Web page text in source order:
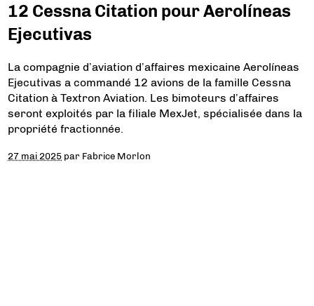
12 Cessna Citation pour Aerolíneas
Ejecutivas
La compagnie d’aviation d’affaires mexicaine Aerolíneas
Ejecutivas a commandé 12 avions de la famille Cessna
Citation à Textron Aviation. Les bimoteurs d’affaires
seront exploités par la filiale MexJet, spécialisée dans la
propriété fractionnée.
27 mai 2025 par Fabrice Morlon